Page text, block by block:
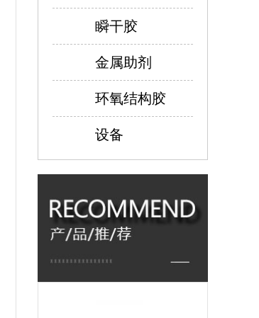
瞬干胶
金属助剂
环氧结构胶
设备